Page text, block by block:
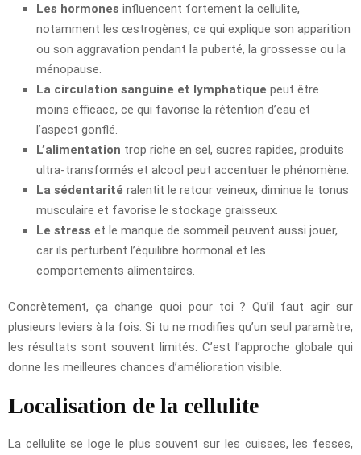
Les hormones influencent fortement la cellulite,
notamment les œstrogènes, ce qui explique son apparition
ou son aggravation pendant la puberté, la grossesse ou la
ménopause.
La circulation sanguine et lymphatique peut être
moins efficace, ce qui favorise la rétention d’eau et
l’aspect gonflé.
L’alimentation trop riche en sel, sucres rapides, produits
ultra-transformés et alcool peut accentuer le phénomène.
La sédentarité ralentit le retour veineux, diminue le tonus
musculaire et favorise le stockage graisseux.
Le stress et le manque de sommeil peuvent aussi jouer,
car ils perturbent l’équilibre hormonal et les
comportements alimentaires.
Concrètement, ça change quoi pour toi ? Qu’il faut agir sur
plusieurs leviers à la fois. Si tu ne modifies qu’un seul paramètre,
les résultats sont souvent limités. C’est l’approche globale qui
donne les meilleures chances d’amélioration visible.
Localisation de la cellulite
La cellulite se loge le plus souvent sur les cuisses, les fesses,